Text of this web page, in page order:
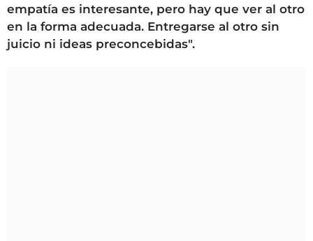
empatía es interesante, pero hay que ver al otro
en la forma adecuada. Entregarse al otro sin
juicio ni ideas preconcebidas".